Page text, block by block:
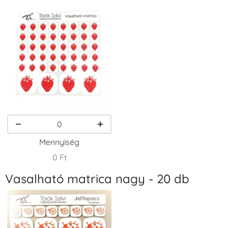
Gránátalma
+790 Ft
Homokbarna
+1.380 Ft
Tintapárna -
Narancssárga
+1.380 Ft
Tintapárna -
Orgonalila
+1.380 Ft
VersaCraft
Tintapárna -
VersaCraft
Tintapárna -
Mennyiség
0 Ft
Vasalható matrica nagy - 20 db